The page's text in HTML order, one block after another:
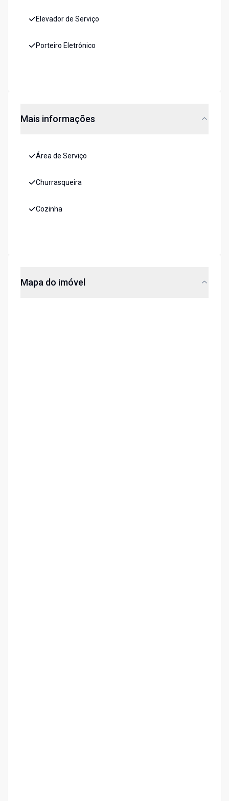
Elevador de Serviço
Porteiro Eletrônico
Mais informações
Área de Serviço
Churrasqueira
Cozinha
Mapa do imóvel